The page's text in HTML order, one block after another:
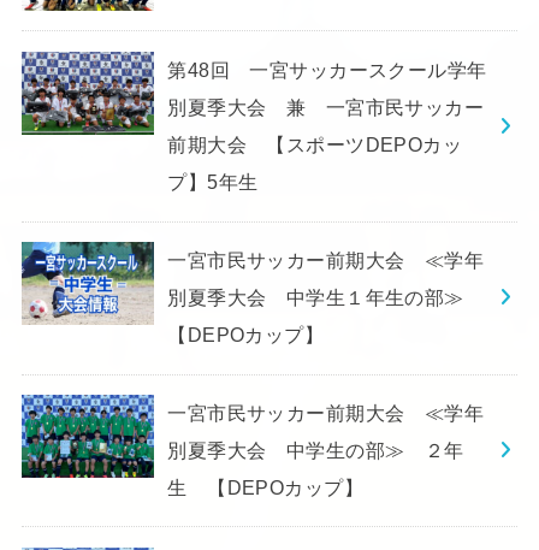
第48回 一宮サッカースクール学年
別夏季大会 兼 一宮市民サッカー
前期大会 【スポーツDEPOカッ
プ】5年生
一宮市民サッカー前期大会 ≪学年
別夏季大会 中学生１年生の部≫
【DEPOカップ】
一宮市民サッカー前期大会 ≪学年
別夏季大会 中学生の部≫ ２年
生 【DEPOカップ】